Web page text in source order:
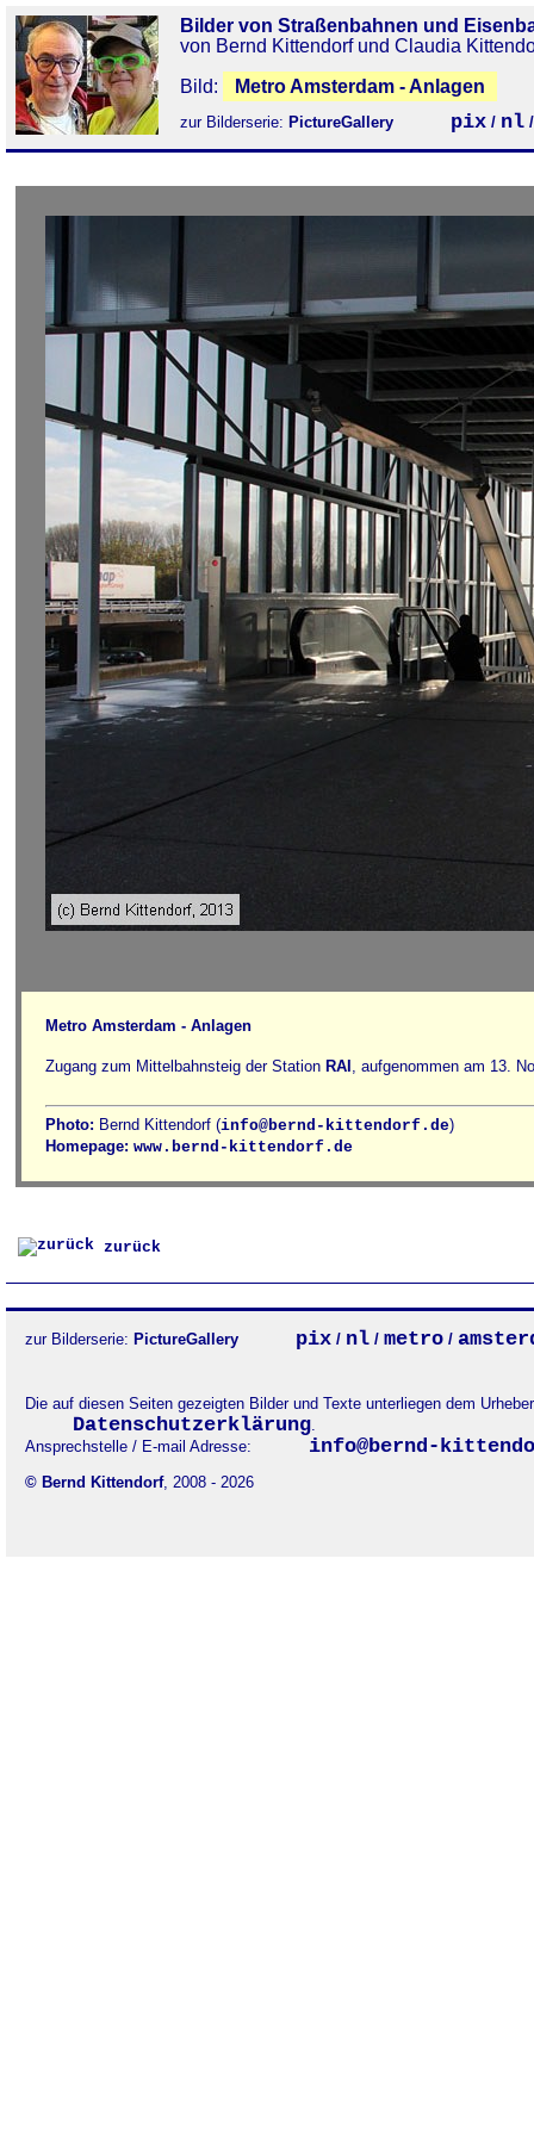
Bilder von Straßenbahnen und
von Bernd Kittendorf und Claudia
Bild:
Metro Amsterdam - Anlagen
zur Bilderserie: PictureGallery pix / nl
Metro Amsterdam - Anlagen
Zugang zum Mittelbahnsteig der Station RAI , aufgenommen am 13.
Photo: Bernd Kittendorf (info@bernd-kittendorf.de)
Homepage: www.bernd-kittendorf.de
zurück
zur Bilderserie: PictureGallery pix / nl / metro /
Die auf diesen Seiten gezeigten Bilder und Texte unterliegen dem
Datenschutzerklärung.
Ansprechstelle / E-mail Adresse:
info@bernd-
© Bernd Kittendorf, 2008 - 2026